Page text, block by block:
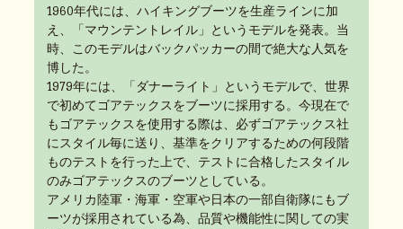
1960年代には、ハイキングブーツを生産ラインに加
え、「マウンテントレイル」というモデルを発表。当
時、このモデルはバックパッカーの間で絶大な人気を
博した。
1979年には、「ダナーライト」というモデルで、世界
で初めてゴアテックスをブーツに採用する。今現在で
もゴアテックスを使用する際は、必ずゴアテックス社
にスタイル毎に送り、基準をクリアするための何段階
ものテストを行った上で、テストに合格したスタイル
のみゴアテックスのブーツとしている。
アメリカ陸軍・海軍・空軍や日本の一部自衛隊にもブ
ーツが採用されている為、品質や機能性に関しての実